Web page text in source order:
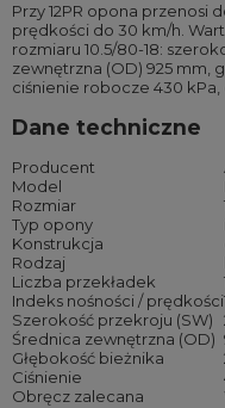
Przy 12PR opona przenosi
prędkości do 30 km/h.
rozmiaru 10.5/80-18:
zewnętrzna (OD) 925 mm,
ciśnienie robocze 430 kPa,
Dane techniczne
Producent
Model
Rozmiar
Typ opony
Konstrukcja
Rodzaj
Liczba przekładek
Indeks nośności / prędkości
Szerokość przekroju (SW)
Średnica zewnętrzna (OD)
Głębokość bieżnika
Ciśnienie
Obręcz zalecana